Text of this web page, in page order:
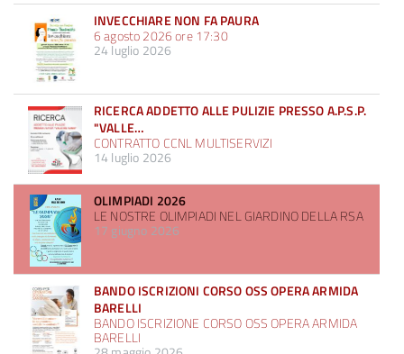
INVECCHIARE NON FA PAURA
6 agosto 2026 ore 17:30
24 luglio 2026
RICERCA ADDETTO ALLE PULIZIE PRESSO A.P.S.P.
"VALLE…
CONTRATTO CCNL MULTISERVIZI
14 luglio 2026
OLIMPIADI 2026
LE NOSTRE OLIMPIADI NEL GIARDINO DELLA RSA
17 giugno 2026
BANDO ISCRIZIONI CORSO OSS OPERA ARMIDA
BARELLI
BANDO ISCRIZIONE CORSO OSS OPERA ARMIDA
BARELLI